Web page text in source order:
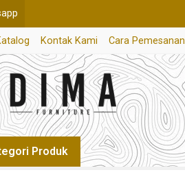
Kontak Kami Cara Pemesanan
Produk